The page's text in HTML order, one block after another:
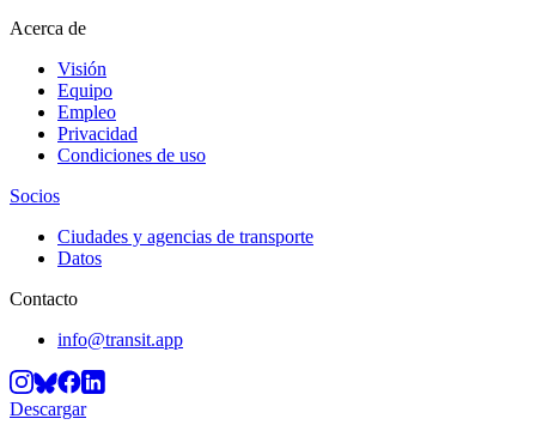
Acerca de
Visión
Equipo
Empleo
Privacidad
Condiciones de uso
Socios
Ciudades y agencias de transporte
Datos
Contacto
info@transit.app
Descargar